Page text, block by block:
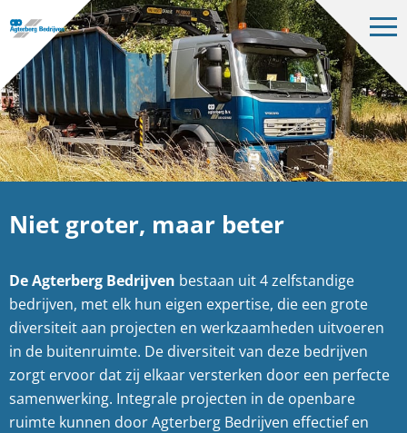
Bedrijven
Projecten
Over ons
Vacatures
Contact
NL
Niet groter, maar beter
De Agterberg Bedrijven bestaan uit 4 zelfstandige
bedrijven, met elk hun eigen expertise, die een grote
diversiteit aan projecten en werkzaamheden uitvoeren
in de buitenruimte. De diversiteit van deze bedrijven
zorgt ervoor dat zij elkaar versterken door een perfecte
samenwerking. Integrale projecten in de openbare
ruimte kunnen door Agterberg Bedrijven effectief en